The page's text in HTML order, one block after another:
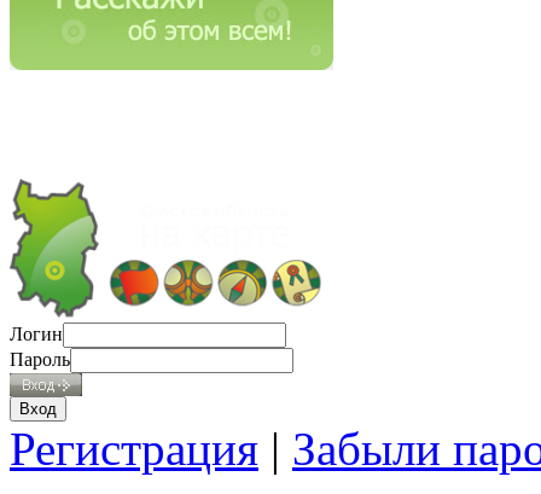
Логин
Пароль
Регистрация | Забыли